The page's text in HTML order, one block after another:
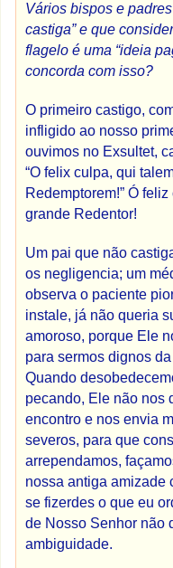
Vários bispos e
castiga” e que
flagelo é uma “ideia
concorda com isso?
O primeiro castigo,
infligido ao nosso
ouvimos no Exsultet,
“O felix culpa, qui
Redemptorem!” Ó
grande Redentor!
Um pai que não
os negligencia; um
observa o paciente
instale, já não queria
amoroso, porque Ele
para sermos dignos
Quando
pecando, Ele não nos
encontro e nos envia
severos, para que
arrependamos,
nossa antiga amizade
se fizerdes o que eu
de Nosso Senhor não
ambiguidade.